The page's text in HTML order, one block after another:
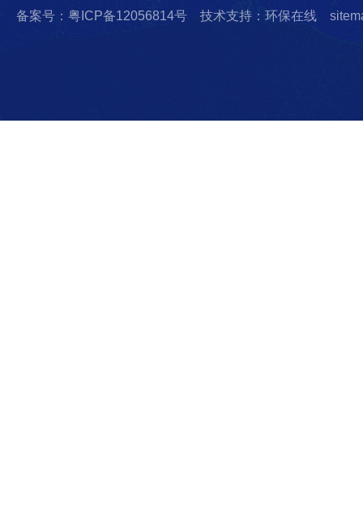
备案号：粤ICP备12056814号 技术支持：环保在线